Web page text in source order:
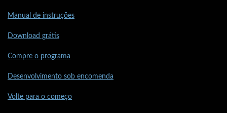
Manual de instruções
Download grátis
Compre o programa
Desenvolvimento sob encomenda
Volte para o começo